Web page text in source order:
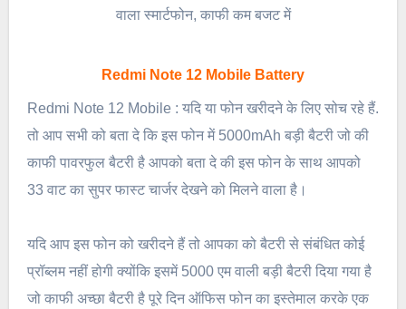
वाला स्मार्टफोन, काफी कम बजट में
Redmi Note 12 Mobile Battery
Redmi Note 12 Mobile : यदि या फोन खरीदने के लिए सोच रहे हैं.
तो आप सभी को बता दे कि इस फोन में 5000mAh बड़ी बैटरी जो की
काफी पावरफुल बैटरी है आपको बता दे की इस फोन के साथ आपको
33 वाट का सुपर फास्ट चार्जर देखने को मिलने वाला है।
यदि आप इस फोन को खरीदने हैं तो आपका को बैटरी से संबंधित कोई
प्रॉब्लम नहीं होगी क्योंकि इसमें 5000 एम वाली बड़ी बैटरी दिया गया है
जो काफी अच्छा बैटरी है पूरे दिन ऑफिस फोन का इस्तेमाल करके एक